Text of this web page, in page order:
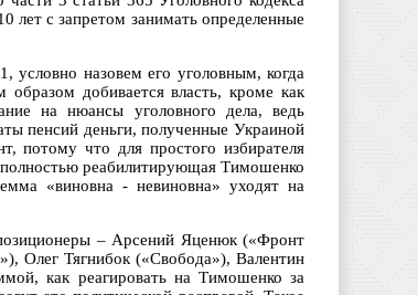
лет с запретом занимать определенные
назовем его уголовным, когда
добивается власть, кроме как
на нюансы уголовного дела, ведь
пенсий деньги, полученные Украиной
потому что для простого избирателя
полностью реабилитирующая Тимошенко
«виновна - невиновна» уходят на
– Арсений Яценюк («Фронт
Олег Тягнибок («Свобода»), Валентин
как реагировать на Тимошенко за